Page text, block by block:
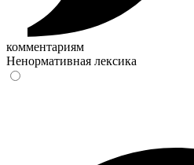
комментариям
Ненормативная лексика